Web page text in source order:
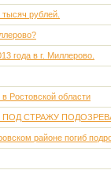
рублей.
года в г. Миллерово.
Ростовской области
СТРАЖУ
районе погиб